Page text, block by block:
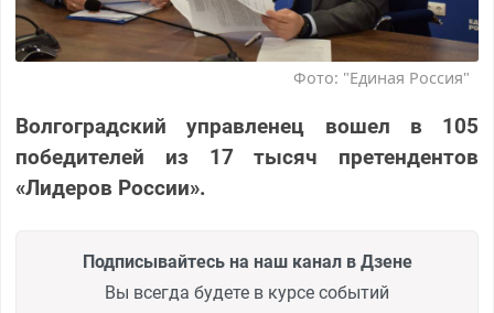
Фото: "Единая Россия"
Волгоградский управленец вошел в 105
победителей из 17 тысяч претендентов
«Лидеров России».
Подписывайтесь на наш канал в Дзене
Вы всегда будете в курсе событий